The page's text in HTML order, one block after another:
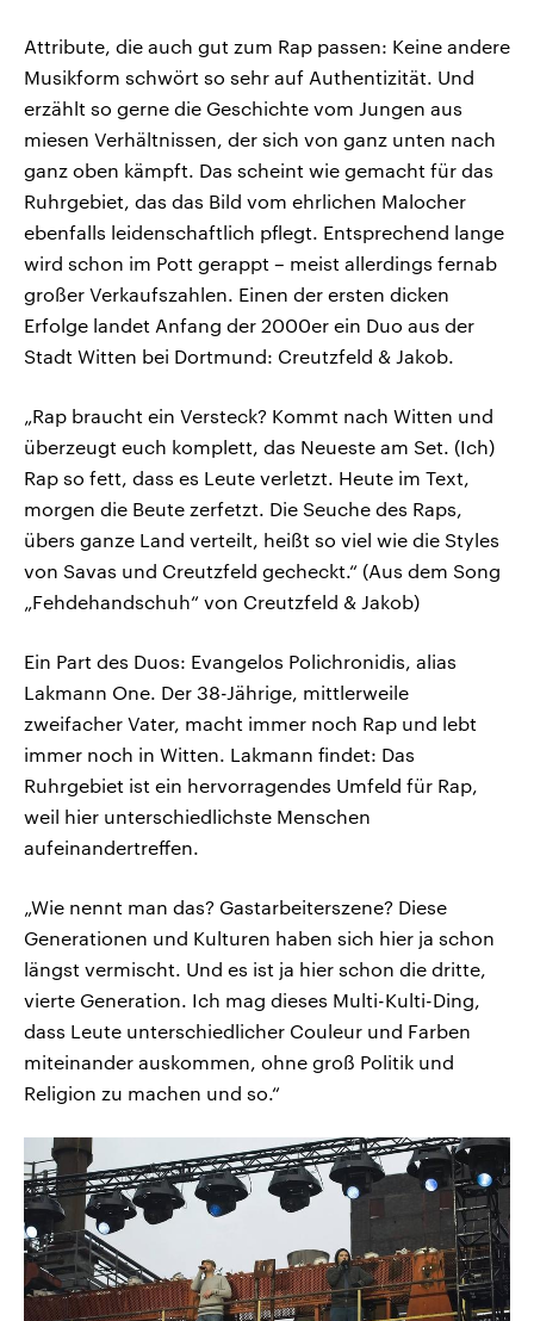
Attribute, die auch gut zum Rap passen: Keine andere
Musikform schwört so sehr auf Authentizität. Und
erzählt so gerne die Geschichte vom Jungen aus
miesen Verhältnissen, der sich von ganz unten nach
ganz oben kämpft. Das scheint wie gemacht für das
Ruhrgebiet, das das Bild vom ehrlichen Malocher
ebenfalls leidenschaftlich pflegt. Entsprechend lange
wird schon im Pott gerappt – meist allerdings fernab
großer Verkaufszahlen. Einen der ersten dicken
Erfolge landet Anfang der 2000er ein Duo aus der
Stadt Witten bei Dortmund: Creutzfeld & Jakob.
„Rap braucht ein Versteck? Kommt nach Witten und
überzeugt euch komplett, das Neueste am Set. (Ich)
Rap so fett, dass es Leute verletzt. Heute im Text,
morgen die Beute zerfetzt. Die Seuche des Raps,
übers ganze Land verteilt, heißt so viel wie die Styles
von Savas und Creutzfeld gecheckt.“ (Aus dem Song
„Fehdehandschuh“ von Creutzfeld & Jakob)
Ein Part des Duos: Evangelos Polichronidis, alias
Lakmann One. Der 38-Jährige, mittlerweile
zweifacher Vater, macht immer noch Rap und lebt
immer noch in Witten. Lakmann findet: Das
Ruhrgebiet ist ein hervorragendes Umfeld für Rap,
weil hier unterschiedlichste Menschen
aufeinandertreffen.
„Wie nennt man das? Gastarbeiterszene? Diese
Generationen und Kulturen haben sich hier ja schon
längst vermischt. Und es ist ja hier schon die dritte,
vierte Generation. Ich mag dieses Multi-Kulti-Ding,
dass Leute unterschiedlicher Couleur und Farben
miteinander auskommen, ohne groß Politik und
Religion zu machen und so.“